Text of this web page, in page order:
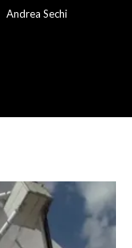
Andrea Sechi